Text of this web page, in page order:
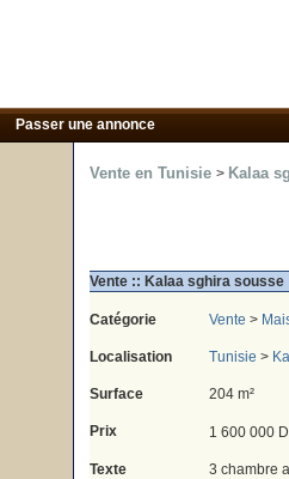
Passer une annonce
Vente en Tunisie > Kalaa
Vente :: Kalaa sghira sousse
Catégorie Vente >
Localisation Tunisie >
Surface 204 m²
Prix 1 600 000
Texte
3 chambre